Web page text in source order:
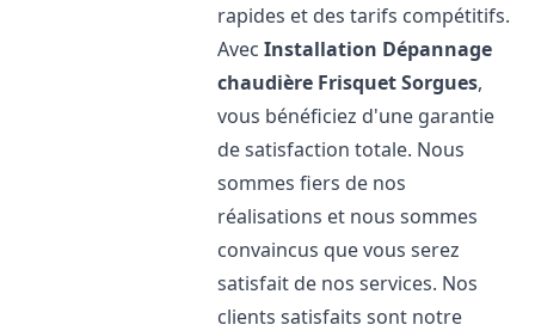
rapides et des tarifs compétitifs.
AvecInstallation Dépannage
chaudière FrisquetSorgues,
vous bénéficiez d'une garantie
de satisfaction totale. Nous
sommes fiers de nos
réalisations et nous sommes
convaincus que vous serez
satisfait de nos services. Nos
clients satisfaits sont notre